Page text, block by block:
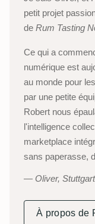
petit projet
de Rum Tasting
Ce qui a
numérique est
au monde pour
par une petite
Robert nous
l'intelligence
marketplace
sans paperasse,
Oliver, Stuttgart
À propos de